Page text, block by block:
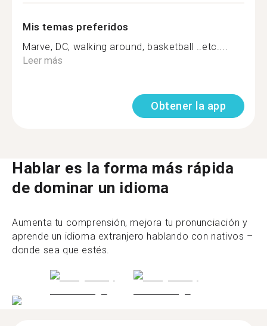
Mis temas preferidos
Marve, DC, walking around, basketball ..etc....
Leer más
Obtener la app
Hablar es la forma más rápida
de dominar un idioma
Aumenta tu comprensión, mejora tu pronunciación y
aprende un idioma extranjero hablando con nativos –
donde sea que estés.